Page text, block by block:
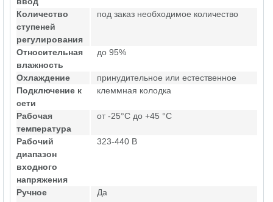
Количество
ступеней
регулирования
под заказ необходимое количество
Относительная
влажность
до 95%
Охлаждение
принудительное или естественное
Подключение к
сети
клеммная колодка
Рабочая
температура
от -25°C до +45 °C
Рабочий
диапазон
входного
напряжения
323-440 В
Ручное
Да